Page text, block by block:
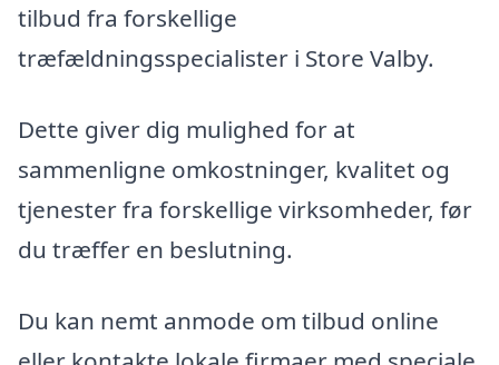
tilbud fra forskellige
træfældningsspecialister i Store Valby.
Dette giver dig mulighed for at
sammenligne omkostninger, kvalitet og
tjenester fra forskellige virksomheder, før
du træffer en beslutning.
Du kan nemt anmode om tilbud online